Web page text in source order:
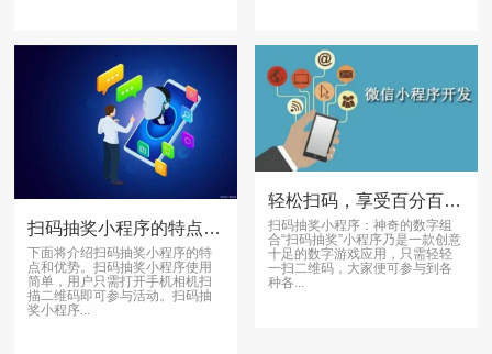
扫码抽奖小程序的特点和优势
下面将介绍扫码抽奖小程序的特
点和优势。扫码抽奖小程序使用
简单，用户只需打开手机相机扫
描二维码即可参与活动。扫码抽
奖小程序...
轻松扫码，享受百分百中奖乐趣
扫码抽奖小程序：神奇的数字组
合“扫码抽奖”小程序乃是一款创意
十足的数字游戏应用，只需轻轻
一扫二维码，大家便可参与到各
种各...